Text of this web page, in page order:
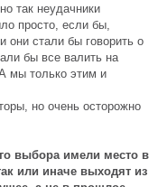
так неудачники
просто, если бы,
они стали бы говорить о
бы все валить на
мы только этим и
но очень осторожно
выбора имели место в
или иначе выходят из